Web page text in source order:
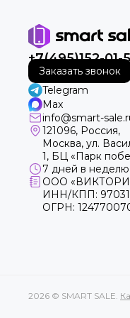
+7(495)152-01-
Заказать звонок
Telegram
Max
info@smart-
121096, Россия,
Москва, ул.
1, БЦ «Парк
7 дней в
ООО
ИНН/КПП:
ОГРН:
2026 © SMART SALE.